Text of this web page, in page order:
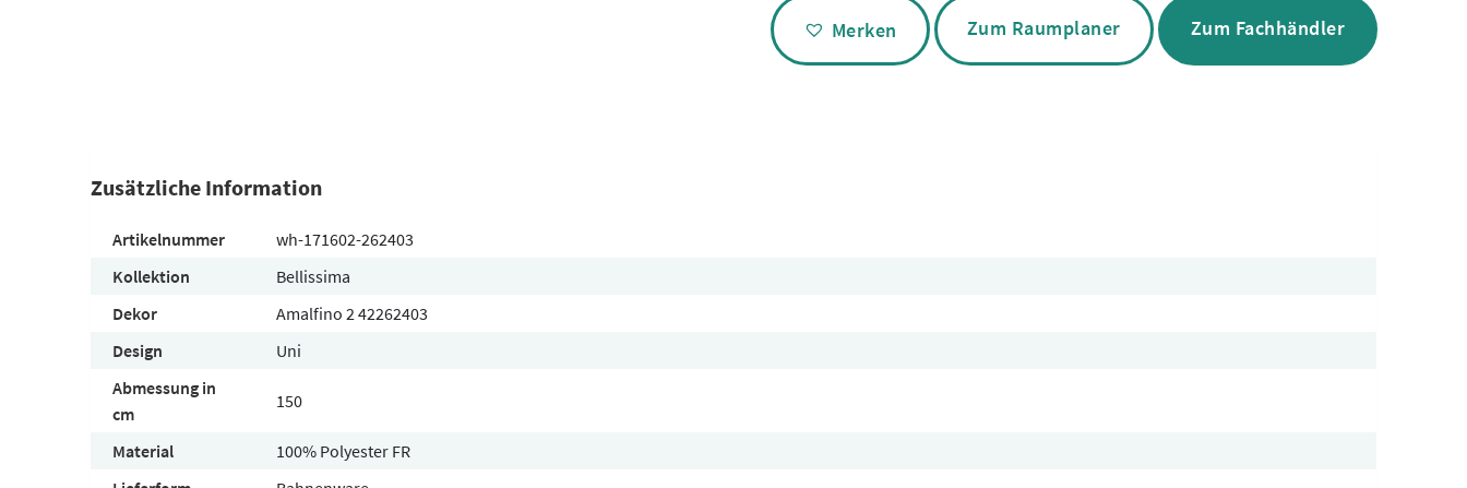
Alternative:
Merken Zum Raumplaner Zum Fachhändler
Zusätzliche Information
Artikelnummer
wh-171602-262403
Kollektion
Bellissima
Dekor
Amalfino 2 42262403
Design
Uni
Abmessung in
cm
150
Material
100% Polyester FR